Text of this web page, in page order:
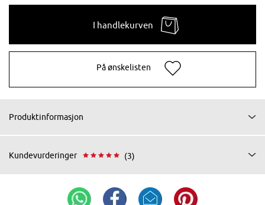
I handlekurven
På ønskelisten
Produktinformasjon
Kundevurderinger (3)